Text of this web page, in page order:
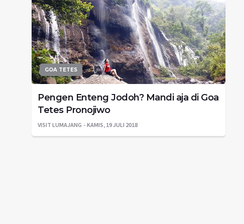
GOA TETES
Pengen Enteng Jodoh? Mandi aja di Goa
Tetes Pronojiwo
VISIT LUMAJANG KAMIS, 19 JULI 2018